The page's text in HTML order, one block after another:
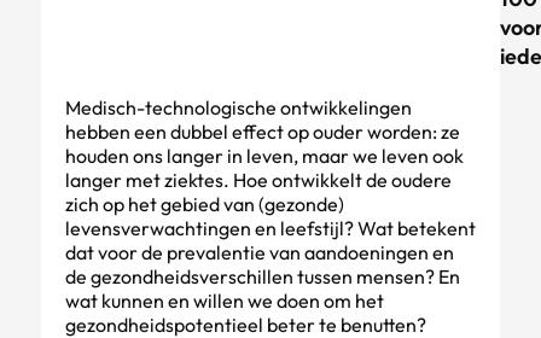
Medisch-technologische ontwikkelingen
hebben een dubbel effect op ouder worden: ze
houden ons langer in leven, maar we leven ook
langer met ziektes. Hoe ontwikkelt de oudere
zich op het gebied van (gezonde)
levensverwachtingen en leefstijl? Wat betekent
dat voor de prevalentie van aandoeningen en
de gezondheidsverschillen tussen mensen? En
wat kunnen en willen we doen om het
gezondheidspotentieel beter te benutten?